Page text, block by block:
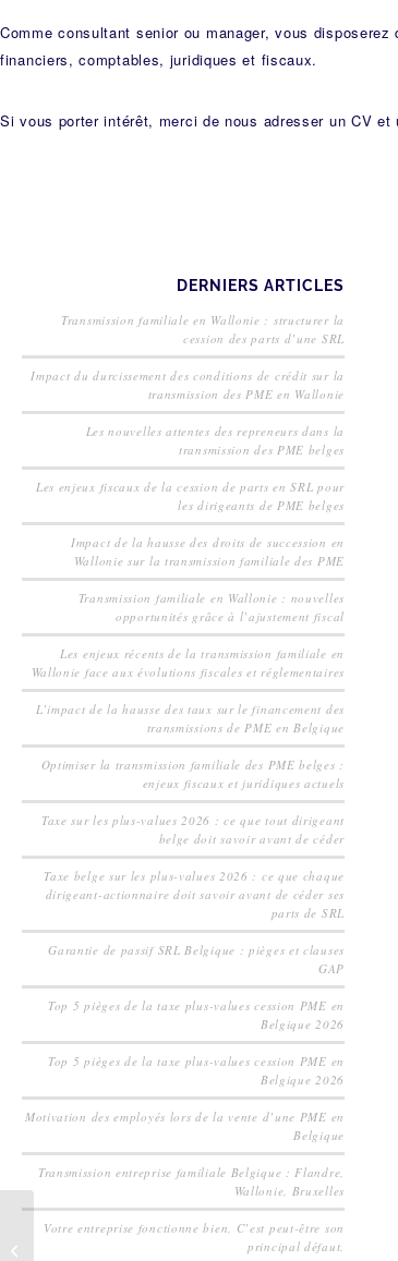
Comme consultant senior ou manager, vous
financiers, comptables, juridiques et fiscaux.
Si vous porter intérêt, merci de nous adresser un CV
DERNIERS ARTICLES
Transmission familiale en Wallonie : structurer la
cession des parts d’une SRL
Impact du durcissement des conditions de crédit sur la
transmission des PME en Wallonie
Les nouvelles attentes des repreneurs dans la
transmission des PME belges
Les enjeux fiscaux de la cession de parts en SRL pour
les dirigeants de PME belges
Impact de la hausse des droits de succession en
Wallonie sur la transmission familiale des PME
Transmission familiale en Wallonie : nouvelles
opportunités grâce à l’ajustement fiscal
Les enjeux récents de la transmission familiale en
Wallonie face aux évolutions fiscales et réglementaires
L’impact de la hausse des taux sur le financement des
transmissions de PME en Belgique
Optimiser la transmission familiale des PME belges :
enjeux fiscaux et juridiques actuels
Taxe sur les plus-values 2026 : ce que tout dirigeant
belge doit savoir avant de céder
Taxe belge sur les plus-values 2026 : ce que chaque
dirigeant-actionnaire doit savoir avant de céder ses
parts de SRL
Garantie de passif SRL Belgique : pièges et clauses
GAP
Top 5 pièges de la taxe plus-values cession PME en
Belgique 2026
Top 5 pièges de la taxe plus-values cession PME en
Belgique 2026
Motivation des employés lors de la vente d’une PME en
Belgique
Transmission entreprise familiale Belgique : Flandre,
Wallonie, Bruxelles
Votre entreprise fonctionne bien. C’est peut-être son
principal défaut.
Culture d’entreprise